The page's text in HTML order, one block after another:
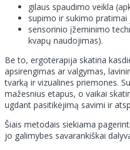
gilaus spaudimo veikla
supimo ir sukimo
sensorinio įžeminimo
kvapų naudojimas).
Be to, ergoterapija skatina
apsirengimas ar valgymas,
tvarką ir vizualines priemones.
mažesnius etapus, o vaikai
ugdant pasitikėjimą savimi ir
Šiais metodais siekiama
jo galimybes savarankiškai